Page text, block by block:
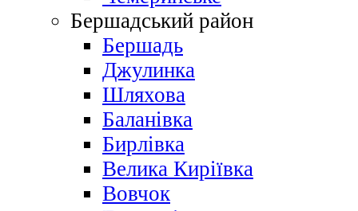
Бершадський район
Бершадь
Джулинка
Шляхова
Баланівка
Бирлівка
Велика Киріївка
Вовчок